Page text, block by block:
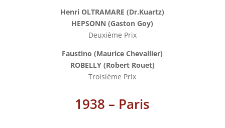
Henri OLTRAMARE (Dr.Kuartz)
HEPSONN (Gaston Goy)
Deuxième Prix
Faustino (Maurice Chevallier)
ROBELLY (Robert Rouet)
Troisième Prix
1938 – Paris